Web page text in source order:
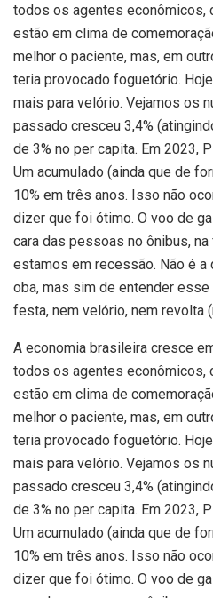
todos os agentes econômicos,
estão em clima de
melhor o paciente, mas, em
teria provocado foguetório.
mais para velório. Vejamos os
passado cresceu 3,4%
de 3% no per capita. Em 2023,
Um acumulado (ainda que de
10% em três anos. Isso não
dizer que foi ótimo. O voo de
cara das pessoas no ônibus, na
estamos em recessão. Não é a
oba, mas sim de entender
festa, nem velório, nem revolta
A economia brasileira cresce
todos os agentes econômicos,
estão em clima de
melhor o paciente, mas, em
teria provocado foguetório.
mais para velório. Vejamos os
passado cresceu 3,4%
de 3% no per capita. Em 2023,
Um acumulado (ainda que de
10% em três anos. Isso não
dizer que foi ótimo. O voo de